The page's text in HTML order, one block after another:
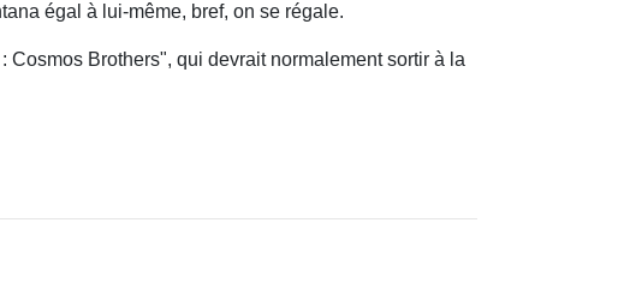
égal à lui-même, bref, on se régale.
Brothers", qui devrait normalement sortir à la